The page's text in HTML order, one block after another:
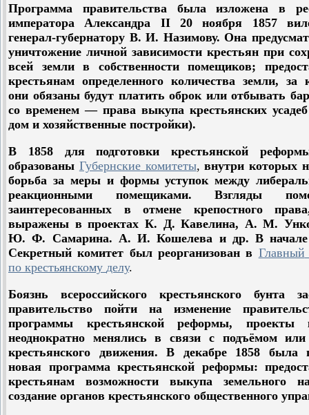
Программа правительства была изложена в
императора Александра II 20 ноября 1857
генерал-губернатору В. И. Назимову. Она
уничтожение личной зависимости крестьян при
всей земли в собственности помещиков;
крестьянам определенного количества земли, за
они обязаны будут платить оброк или отбывать
со временем — права выкупа крестьянских
дом и хозяйственные постройки).
В 1858 для подготовки крестьянской
образованы Губернские комитеты, внутри которых
борьба за меры и формы уступок между
реакционными помещиками. Взгляды
заинтересованных в отмене крепостного
выражены в проектах К. Д. Кавелина, А. М.
Ю. Ф. Самарина. А. И. Кошелева и др. В начале
Секретный комитет был реорганизован в Главный
по крестьянскому делу.
Боязнь всероссийского крестьянского бунта
правительство пойти на изменение
программы крестьянской реформы, проекты
неоднократно менялись в связи с подъёмом
крестьянского движения. В декабре 1858 была
новая программа крестьянской реформы:
крестьянам возможности выкупа земельного
создание органов крестьянского общественного